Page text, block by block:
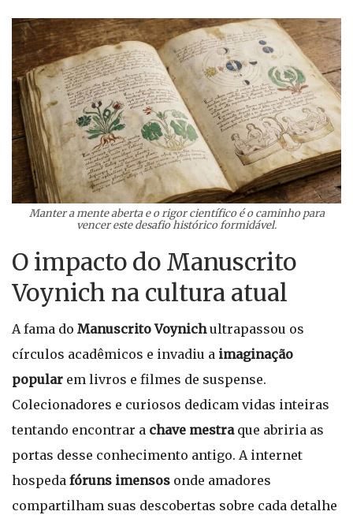
Manter a mente aberta e o rigor científico é o caminho para
vencer este desafio histórico formidável.
O impacto do Manuscrito
Voynich na cultura atual
A fama do Manuscrito Voynichultrapassou os
círculos acadêmicos e invadiu a imaginação
popular em livros e filmes de suspense.
Colecionadores e curiosos dedicam vidas inteiras
tentando encontrar a chave mestraque abriria as
portas desse conhecimento antigo. A internet
hospeda fóruns imensos onde amadores
compartilham suas descobertas sobre cada detalhe